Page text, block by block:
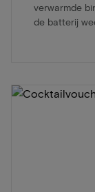
verwarmde
de batterij